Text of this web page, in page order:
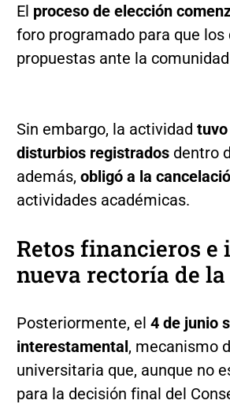
El proceso de elección
foro programado para que
propuestas ante la
Sin embargo, la actividad
disturbios registrados dentro
además, obligó a la
actividades académicas.
Retos financieros
nueva rectoría de
Posteriormente, el 4 de junio
interestamental, mecanismo
universitaria que, aunque no
para la decisión final del